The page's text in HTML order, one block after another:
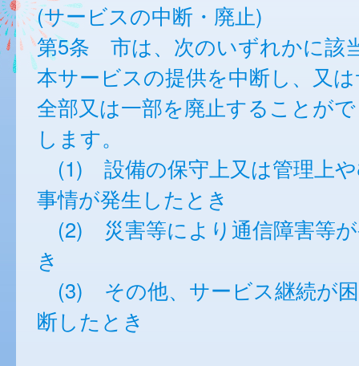
(サービスの中断・廃止)
第5条 市は、次のいずれかに該
本サービスの提供を中断し、又
全部又は一部を廃止することが
します。
(1) 設備の保守上又は管理上
事情が発生したとき
(2) 災害等により通信障害等
き
(3) その他、サービス継続が
断したとき